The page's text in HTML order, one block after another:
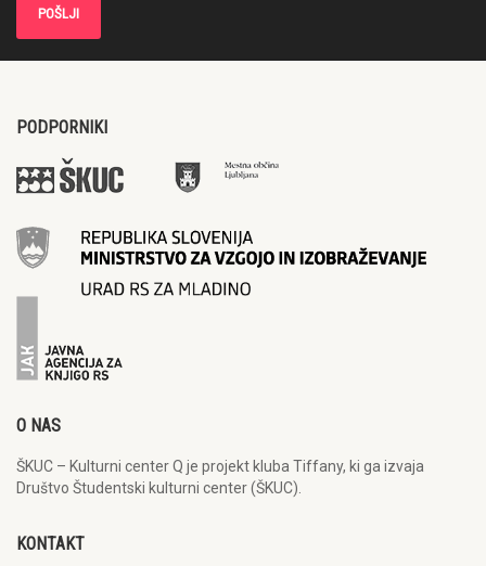
PODPORNIKI
O NAS
ŠKUC – Kulturni center Q je projekt kluba Tiffany, ki ga izvaja
Društvo Študentski kulturni center (ŠKUC).
KONTAKT